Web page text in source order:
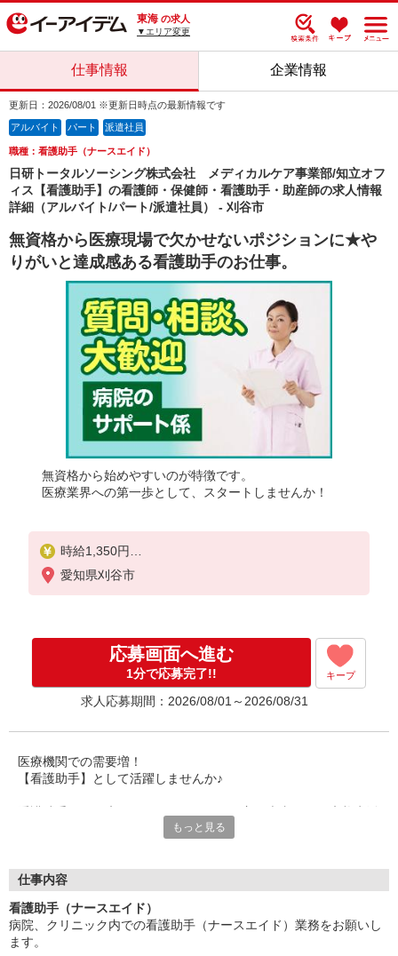
東海 の求人
▼エリア変更
仕事情報 企業情報
更新日：2026/08/01 ※更新日時点の最新情報です
アルバイト パート 派遣社員
職種：看護助手（ナースエイド）
日研トータルソーシング株式会社 メディカルケア事業部/知立オフ
ィス【看護助手】の看護師・保健師・看護助手・助産師の求人情報
詳細（アルバイト/パート/派遣社員） - 刈谷市
無資格から医療現場で欠かせないポジションに★や
りがいと達成感ある看護助手のお仕事。
無資格から始めやすいのが特徴です。
医療業界への第一歩として、スタートしませんか！
時給1,350円
★週払いOK（規定あり）
愛知県刈谷市
応募画面へ進む
1分で応募完了!! キープ
求人応募期間：2026/08/01～2026/08/31
医療機関での需要増！
【看護助手】として活躍しませんか♪
看護助手がしっかりサポートすることで・・・
⇒看護師は専門業務に専念できるように！
もっと見る
仕事内容
看護助手（ナースエイド）
病院、クリニック内での看護助手（ナースエイド）業務をお願いし
ます。